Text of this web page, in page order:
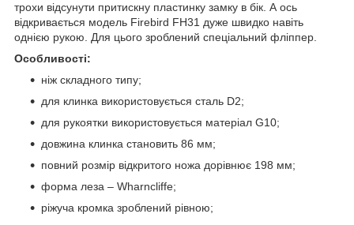
трохи відсунути притискну пластинку замку в бік. А ось
відкривається модель Firebird FH31 дуже швидко навіть
однією рукою. Для цього зроблений спеціальний фліппер.
Особливості:
ніж складного типу;
для клинка використовується сталь D2;
для рукоятки використовується матеріал G10;
довжина клинка становить 86 мм;
повний розмір відкритого ножа дорівнює 198 мм;
форма леза – Wharncliffe;
ріжуча кромка зроблений рівною;